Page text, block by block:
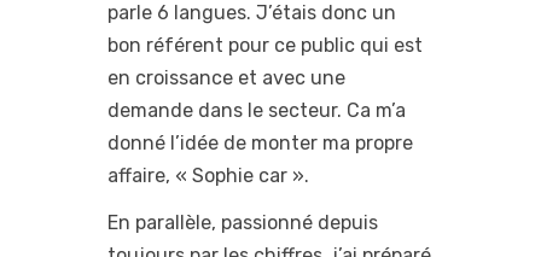
parle 6 langues. J’étais donc un
bon référent pour ce public qui est
en croissance et avec une
demande dans le secteur. Ca m’a
donné l’idée de monter ma propre
affaire, « Sophie car ».
En parallèle, passionné depuis